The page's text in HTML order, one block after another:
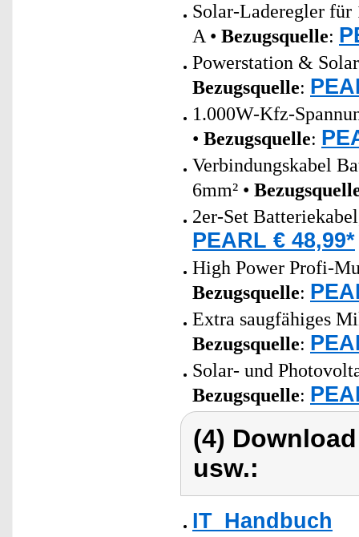
Solar-Laderegler für
A • Bezugsquelle:
Powerstation &
Bezugsquelle:
1.000W-Kfz-
• Bezugsquelle:
Verbindungskabel
6mm² •
2er-Set
PEARL € 48,99*
High Power Profi-
Bezugsquelle:
Extra saugfähiges
Bezugsquelle:
Solar- und
Bezugsquelle:
(4)
usw.:
IT_Handbuch